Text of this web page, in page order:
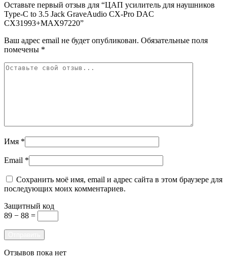
Оставьте первый отзыв для “ЦАП усилитель для наушников
Type-C to 3.5 Jack GraveAudio CX-Pro DAC
CX31993+MAX97220”
Ваш адрес email не будет опубликован. Обязательные поля
помечены *
Имя *
Email *
Сохранить моё имя, email и адрес сайта в этом браузере для
последующих моих комментариев.
Защитный код
89 − 88 =
Отзывов пока нет